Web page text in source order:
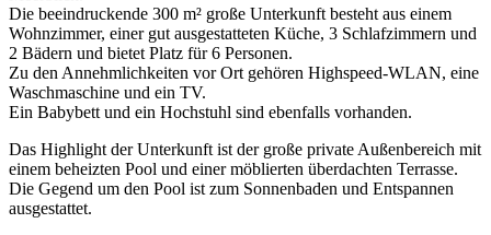
Die beeindruckende 300 m² große Unterkunft besteht aus einem
Wohnzimmer, einer gut ausgestatteten Küche, 3 Schlafzimmern und
2 Bädern und bietet Platz für 6 Personen.
Zu den Annehmlichkeiten vor Ort gehören Highspeed-WLAN, eine
Waschmaschine und ein TV.
Ein Babybett und ein Hochstuhl sind ebenfalls vorhanden.
Das Highlight der Unterkunft ist der große private Außenbereich mit
einem beheizten Pool und einer möblierten überdachten Terrasse.
Die Gegend um den Pool ist zum Sonnenbaden und Entspannen
ausgestattet.